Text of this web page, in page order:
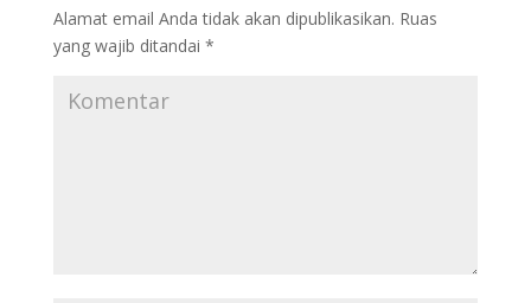
Alamat email Anda tidak akan dipublikasikan. Ruas
yang wajib ditandai *